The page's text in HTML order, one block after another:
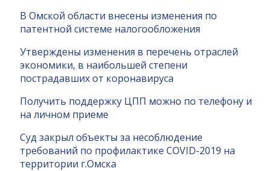
В Омской области внесены изменения по
патентной системе налогообложения
Утверждены изменения в перечень отраслей
экономики, в наибольшей степени
пострадавших от коронавируса
Получить поддержку ЦПП можно по телефону и
на личном приеме
Суд закрыл объекты за несоблюдение
требований по профилактике COVID-2019 на
территории г.Омска